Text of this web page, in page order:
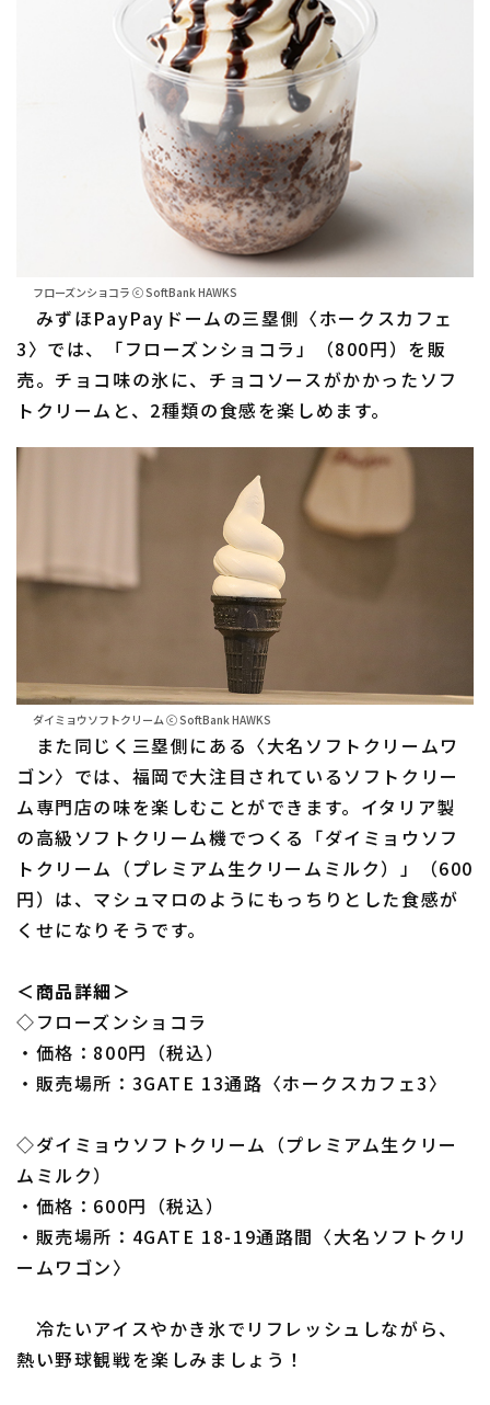
フローズンショコラ ⓒ SoftBank HAWKS
みずほPayPayドームの三塁側〈ホークスカフェ
3〉では、「フローズンショコラ」（800円）を販
売。チョコ味の氷に、チョコソースがかかったソフ
トクリームと、2種類の食感を楽しめます。
ダイミョウソフトクリーム ⓒ SoftBank HAWKS
また同じく三塁側にある〈大名ソフトクリームワ
ゴン〉では、福岡で大注目されているソフトクリー
ム専門店の味を楽しむことができます。イタリア製
の高級ソフトクリーム機でつくる「ダイミョウソフ
トクリーム（プレミアム生クリームミルク）」（600
円）は、マシュマロのようにもっちりとした食感が
くせになりそうです。
＜商品詳細＞
◇フローズンショコラ
・価格：800円（税込）
・販売場所：3GATE 13通路〈ホークスカフェ3〉
◇ダイミョウソフトクリーム（プレミアム生クリー
ムミルク）
・価格：600円（税込）
・販売場所：4GATE 18-19通路間〈大名ソフトクリ
ームワゴン〉
冷たいアイスやかき氷でリフレッシュしながら、
熱い野球観戦を楽しみましょう！